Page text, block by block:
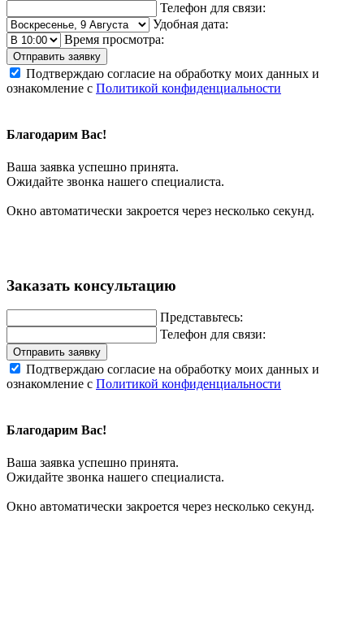
Телефон для связи:
Удобная дата:
Время просмотра:
Отправить заявку
Подтверждаю согласие на обработку моих данных и
ознакомление с Политикой конфиденциальности
Благодарим Вас!
Ваша заявка успешно принята.
Ожидайте звонка нашего специалиста.
Окно автоматически закроется через несколько секунд.
Заказать консультацию
Представьтесь:
Телефон для связи:
Отправить заявку
Подтверждаю согласие на обработку моих данных и
ознакомление с Политикой конфиденциальности
Благодарим Вас!
Ваша заявка успешно принята.
Ожидайте звонка нашего специалиста.
Окно автоматически закроется через несколько секунд.